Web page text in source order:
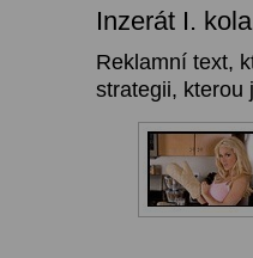
Inzerát I.
Reklamní text,
strategii, kterou